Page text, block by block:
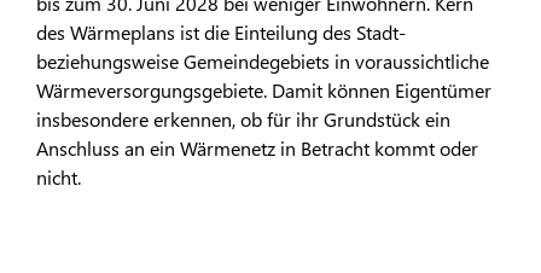
des Wärmeplans ist die Einteilung des Stadt-
beziehungsweise Gemeindegebiets in voraussichtliche
Wärmeversorgungsgebiete. Damit können Eigentümer
insbesondere erkennen, ob für ihr Grundstück ein
Anschluss an ein Wärmenetz in Betracht kommt oder
nicht.